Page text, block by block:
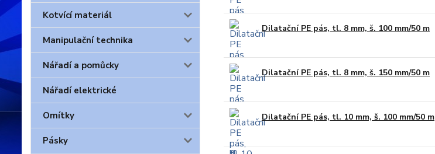
Kotvící materiál
Manipulační technika
Nářadí a pomůcky
Nářadí elektrické
Omítky
Pásky
Dilatační PE pás, tl. 8 mm, š. 100 mm/50 m
Dilatační PE pás, tl. 8 mm, š. 150 mm/50 m
Dilatační PE pás, tl. 10 mm, š. 100 mm/50 m